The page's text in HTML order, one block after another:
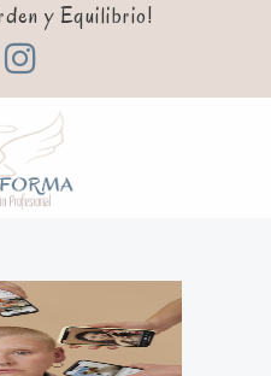
y Equilibrio!